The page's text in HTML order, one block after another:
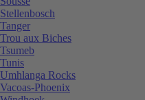
Stellenbosch
Tanger
Trou aux Biches
Tsumeb
Tunis
Umhlanga Rocks
Vacoas-Phoenix